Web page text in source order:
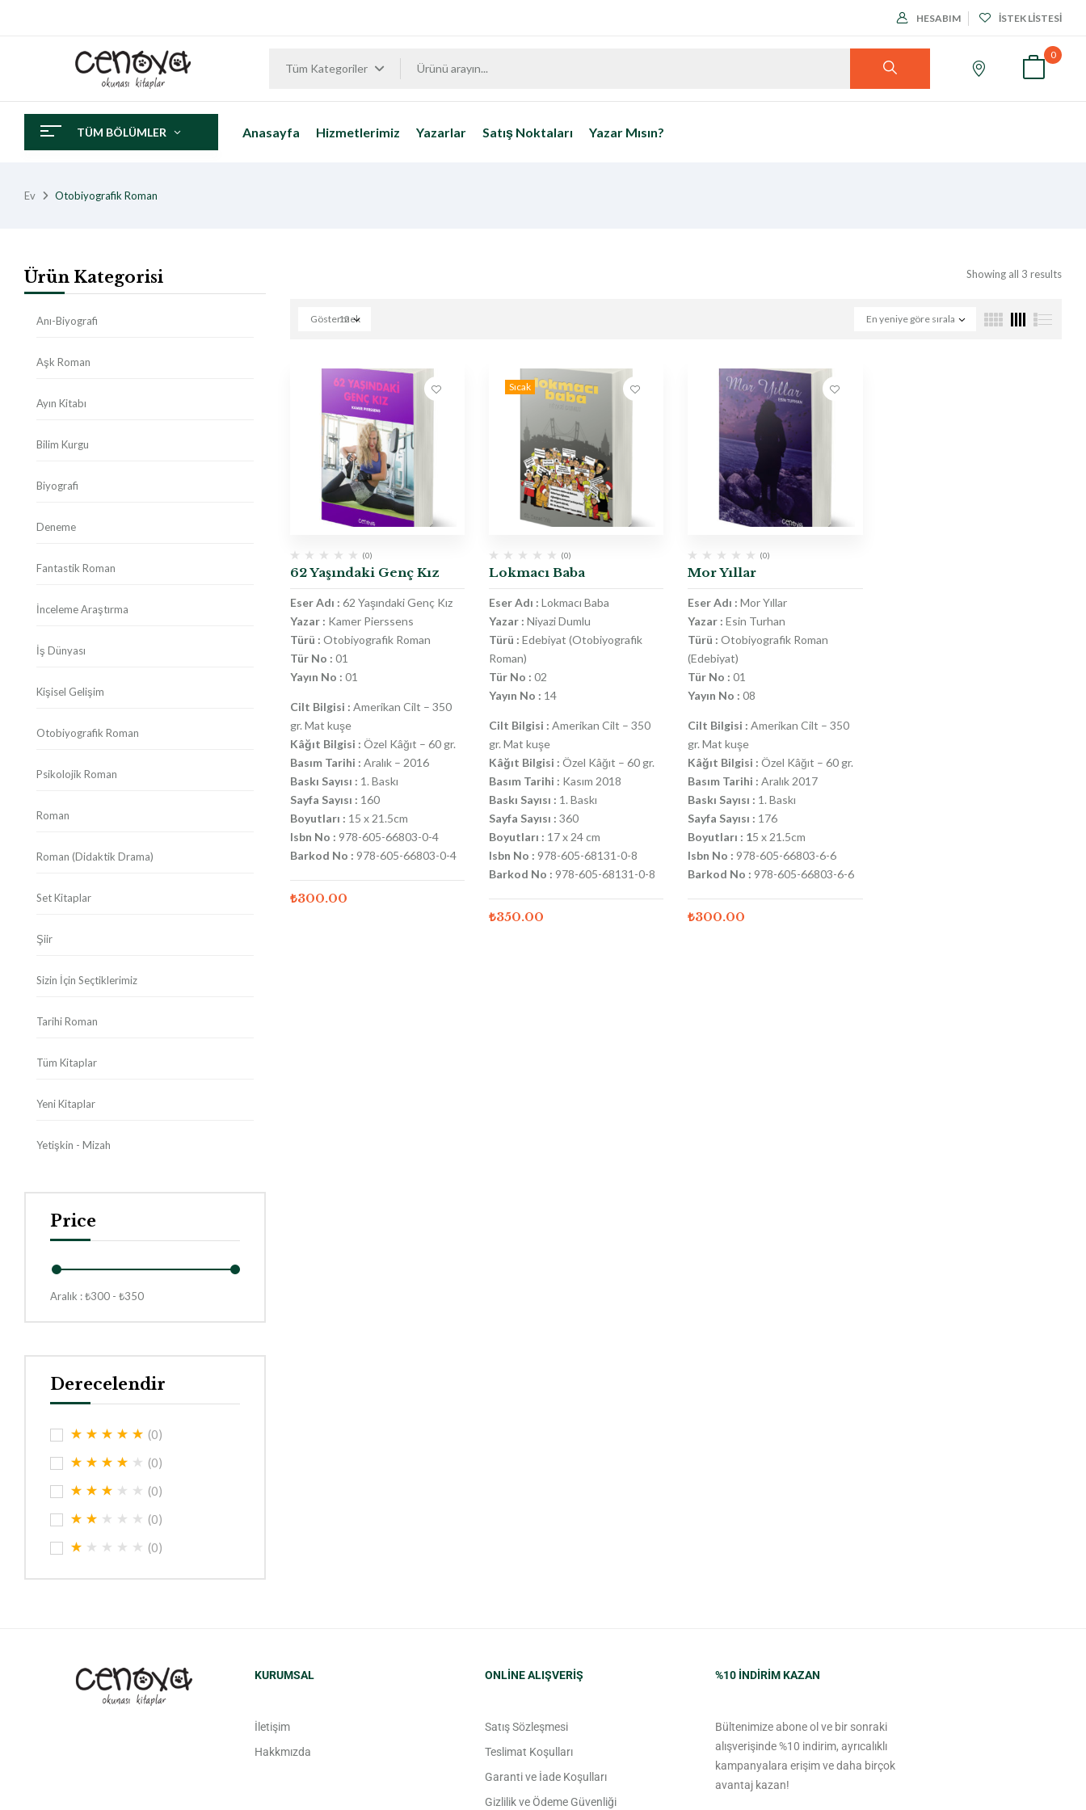
HESABIM İSTEK LISTESI
Tüm Kategoriler
0
TÜM BÖLÜMLER Anasayfa Hizmetlerimiz Yazarlar Satış Noktaları Yazar Mısın?
Ev Otobiyografik Roman
Ürün Kategorisi
Anı-Biyografi
Aşk Roman
Ayın Kitabı
Bilim Kurgu
Biyografi
Deneme
Fantastik Roman
İnceleme Araştırma
İş Dünyası
Kişisel Gelişim
Otobiyografik Roman
Psikolojik Roman
Roman
Roman (Didaktik Drama)
Set Kitaplar
Şiir
Sizin İçin Seçtiklerimiz
Tarihi Roman
Tüm Kitaplar
Yeni Kitaplar
Yetişkin - Mizah
Price
Aralık :₺300 - ₺350
Derecelendir
(0)
(0)
(0)
(0)
(0)
Showing all 3 results
En yeniye göre sırala
Göstermek
12
(0)
62 Yaşındaki Genç Kız
Eser Adı : 62 Yaşındaki Genç Kız
Yazar : Kamer Pierssens
Türü : Otobiyografik Roman
Tür No : 01
Yayın No : 01
Cilt Bilgisi : Amerikan Cilt – 350
gr. Mat kuşe
Kâğıt Bilgisi : Özel Kâğıt – 60 gr.
Basım Tarihi : Aralık – 2016
Baskı Sayısı : 1. Baskı
Sayfa Sayısı : 160
Boyutları : 15 x 21.5cm
Isbn No : 978-605-66803-0-4
Barkod No : 978-605-66803-0-4
₺300.00
Sıcak
(0)
Lokmacı Baba
Eser Adı : Lokmacı Baba
Yazar : Niyazi Dumlu
Türü : Edebiyat (Otobiyografik
Roman)
Tür No : 02
Yayın No : 14
Cilt Bilgisi : Amerikan Cilt – 350
gr. Mat kuşe
Kâğıt Bilgisi : Özel Kâğıt – 60 gr.
Basım Tarihi : Kasım 2018
Baskı Sayısı : 1. Baskı
Sayfa Sayısı : 360
Boyutları : 17 x 24 cm
Isbn No : 978-605-68131-0-8
Barkod No : 978-605-68131-0-8
₺350.00
(0)
Mor Yıllar
Eser Adı : Mor Yıllar
Yazar : Esin Turhan
Türü : Otobiyografik Roman
(Edebiyat)
Tür No : 01
Yayın No : 08
Cilt Bilgisi : Amerikan Cilt – 350
gr. Mat kuşe
Kâğıt Bilgisi : Özel Kâğıt – 60 gr.
Basım Tarihi : Aralık 2017
Baskı Sayısı : 1. Baskı
Sayfa Sayısı : 176
Boyutları : 15 x 21.5cm
Isbn No : 978-605-66803-6-6
Barkod No : 978-605-66803-6-6
₺300.00
KURUMSAL
İletişim
Hakkmızda
ONLINE ALIŞVERIŞ
Satış Sözleşmesi
Teslimat Koşulları
Garanti ve İade Koşulları
Gizlilik ve Ödeme Güvenliği
%10 INDIRIM KAZAN
Bültenimize abone ol ve bir sonraki
alışverişinde %10 indirim, ayrıcalıklı
kampanyalara erişim ve daha birçok
avantaj kazan!